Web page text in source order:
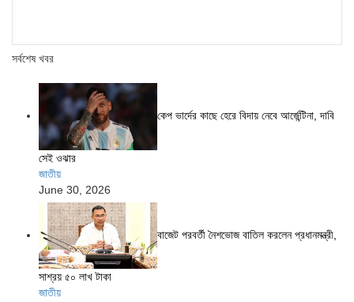
সর্বশেষ খবর
কেপ ভার্দের কাছে হেরে বিদায় নেবে আর্জেন্টিনা, দাবি
সেই ওঝার
জাতীয়
June 30, 2026
বাজেট পরবর্তী নৈশভোজ বাতিল করলেন প্রধানমন্ত্রী,
সাশ্রয় ৫০ লাখ টাকা
জাতীয়